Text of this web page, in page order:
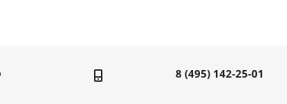
8 (495) 142-25-01